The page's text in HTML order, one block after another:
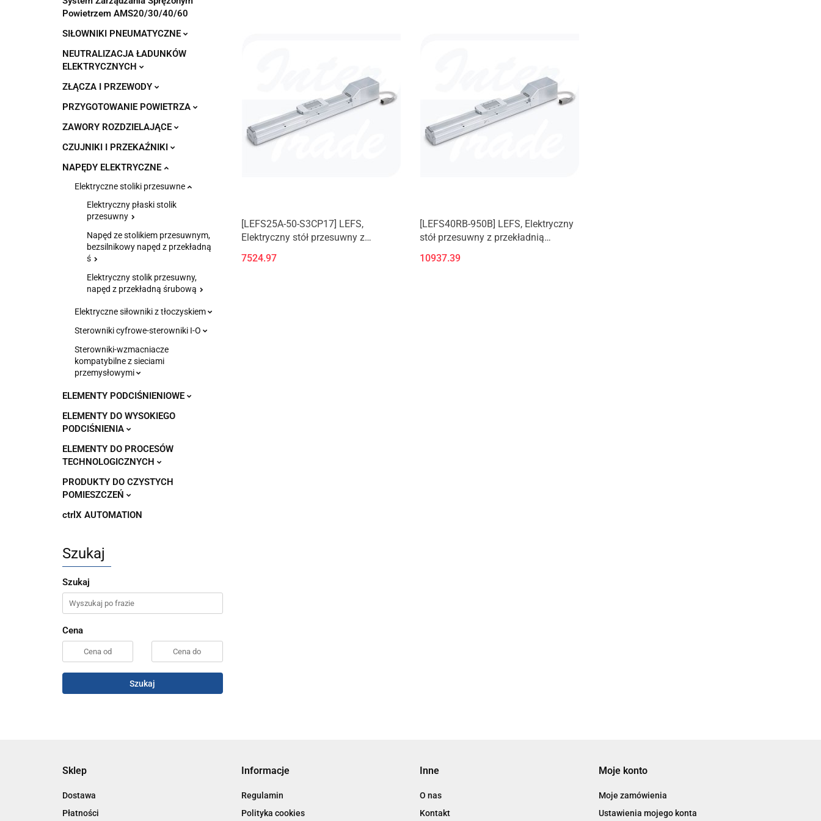
Powietrzem AMS20/30/40/60
SIŁOWNIKI PNEUMATYCZNE
NEUTRALIZACJA ŁADUNKÓW
ELEKTRYCZNYCH
ZŁĄCZA I PRZEWODY
PRZYGOTOWANIE POWIETRZA
ZAWORY ROZDZIELAJĄCE
CZUJNIKI I PRZEKAŹNIKI
NAPĘDY ELEKTRYCZNE
Elektryczne stoliki przesuwne
Elektryczny płaski stolik
przesuwny
Napęd ze stolikiem przesuwnym,
bezsilnikowy napęd z przekładną
ś
Elektryczny stolik przesuwny,
napęd z przekładną śrubową
Elektryczne siłowniki z tłoczyskiem
Sterowniki cyfrowe-sterowniki I-O
Sterowniki-wzmacniacze
kompatybilne z sieciami
przemysłowymi
ELEMENTY PODCIŚNIENIOWE
ELEMENTY DO WYSOKIEGO
PODCIŚNIENIA
ELEMENTY DO PROCESÓW
TECHNOLOGICZNYCH
PRODUKTY DO CZYSTYCH
POMIESZCZEŃ
ctrlX AUTOMATION
Szukaj
Szukaj
Cena
Szukaj
[LEFS25A-50-S3CP17] LEFS,
Elektryczny stół przesuwny z
7524.97
[LEFS40RB-950B] LEFS, Elektryczny
stół przesuwny z przekładnią
10937.39
Sklep
Dostawa
Płatności
Informacje
Regulamin
Polityka cookies
Inne
O nas
Kontakt
Moje konto
Moje zamówienia
Ustawienia mojego konta